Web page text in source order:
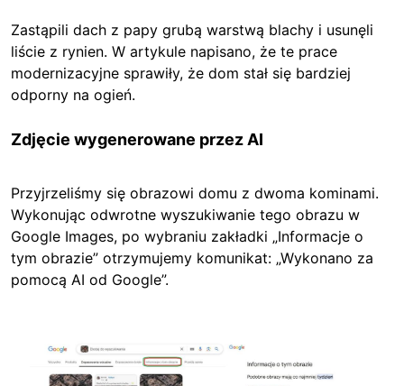
Zastąpili dach z papy grubą warstwą blachy i usunęli
liście z rynien. W artykule napisano, że te prace
modernizacyjne sprawiły, że dom stał się bardziej
odporny na ogień.
Zdjęcie wygenerowane przez AI
Przyjrzeliśmy się obrazowi domu z dwoma kominami.
Wykonując odwrotne wyszukiwanie tego obrazu w
Google Images, po wybraniu zakładki „Informacje o
tym obrazie” otrzymujemy komunikat: „Wykonano za
pomocą AI od Google”.
Image